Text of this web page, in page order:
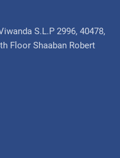
S.L.P 2996, 40478,
Floor Shaaban Robert